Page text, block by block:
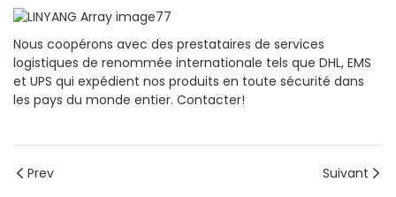
Nous coopérons avec des prestataires de services
logistiques de renommée internationale tels que DHL, EMS
et UPS qui expédient nos produits en toute sécurité dans
les pays du monde entier. Contacter!
Prev Suivant